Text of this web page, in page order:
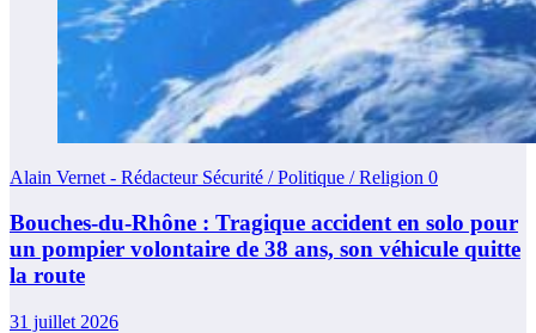
Alain Vernet - Rédacteur Sécurité / Politique / Religion 0
Bouches-du-Rhône : Tragique accident en solo pour
un pompier volontaire de 38 ans, son véhicule quitte
la route
31 juillet 2026